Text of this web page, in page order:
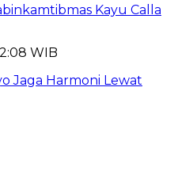
Kayu Calla
WIB
Jaga Harmoni Lewat